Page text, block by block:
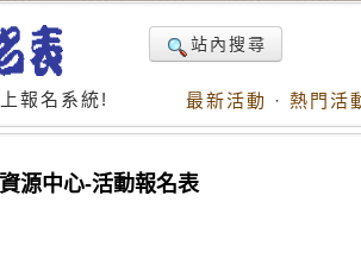
報名系統!
站內搜尋
最新活動 · 熱門活
源中心-活動報名表